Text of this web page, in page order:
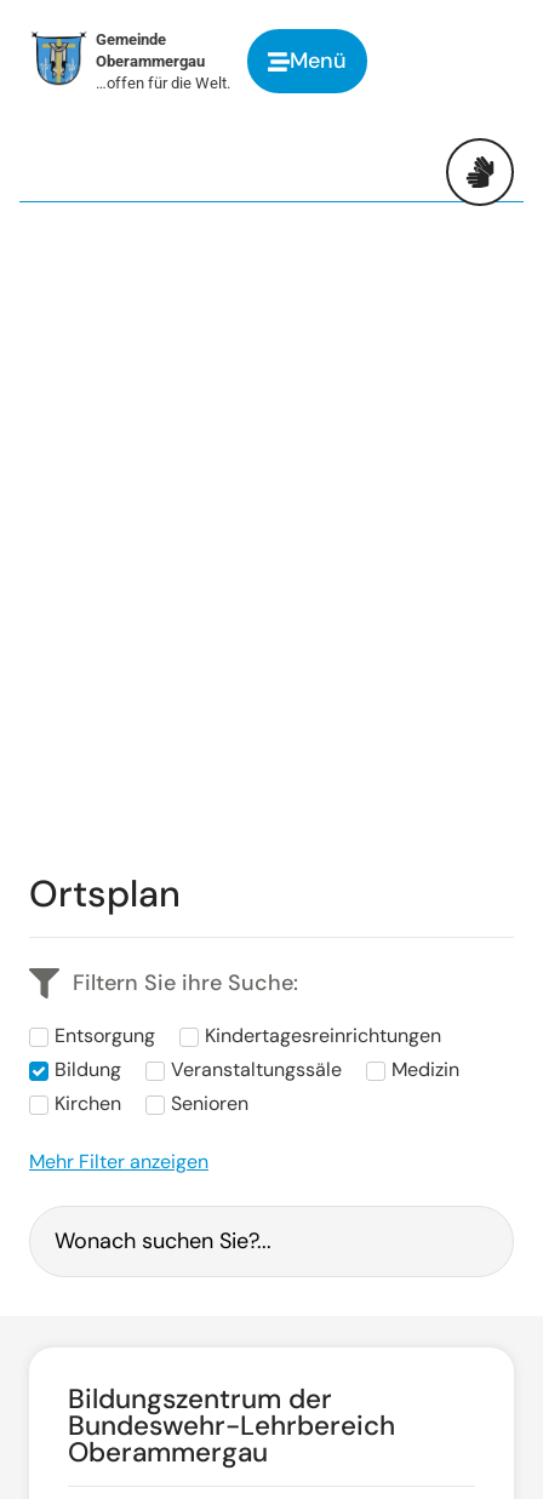
springen
Gemeinde
Oberammergau
…offen für die Welt.
Menü
Ortsplan
Filtern Sie ihre Suche:
Entsorgung
Kindertagesreinrichtungen
Bildung
Veranstaltungssäle
Medizin
Kirchen
Senioren
Mehr Filter anzeigen
Bildungszentrum der
Bundeswehr-Lehrbereich
Oberammergau